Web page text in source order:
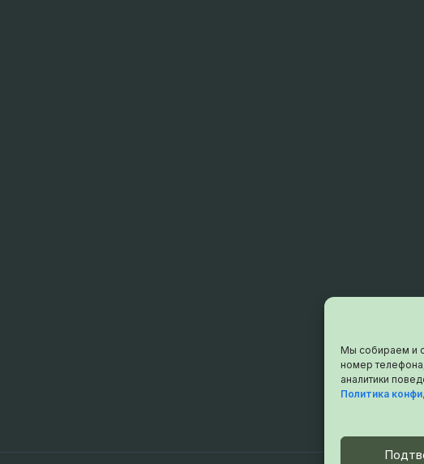
Мы собираем и
номер
аналитики
Политика